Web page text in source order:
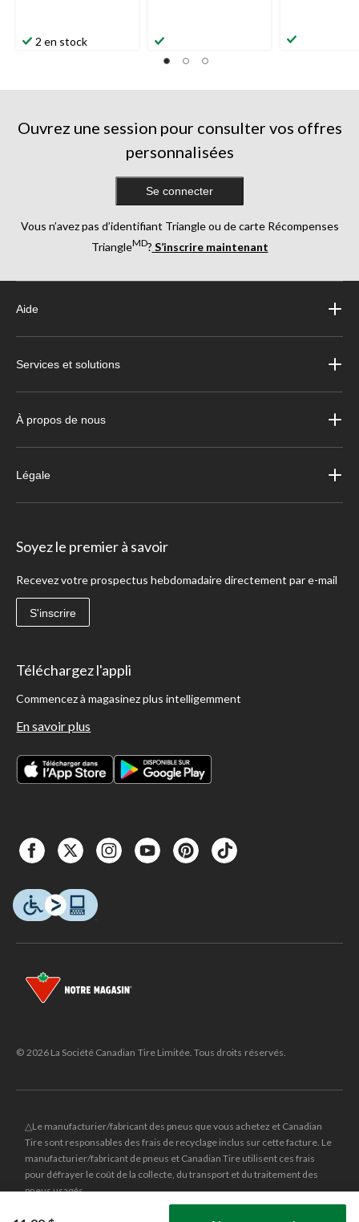
2 en stock
Ouvrez une session pour consulter vos offres
personnalisées
Se connecter
Vous n’avez pas d’identifiant Triangle ou de carte Récompenses
TriangleMD? S’inscrire maintenant
Aide
Services et solutions
À propos de nous
Légale
Soyez le premier à savoir
Recevez votre prospectus hebdomadaire directement par e-mail
S'inscrire
Téléchargez l'appli
Commencez à magasinez plus intelligemment
En savoir plus
© 2026 La Société Canadian Tire Limitée. Tous droits réservés.
△Le manufacturier/fabricant des pneus que vous achetez et Canadian
Tire sont responsables des frais de recyclage inclus sur cette facture. Le
manufacturier/fabricant de pneus et Canadian Tire utilisent ces frais
pour défrayer le coût de la collecte, du transport et du traitement des
pneus usagés.
et le logo du triangle CANADIAN TIRE sont des